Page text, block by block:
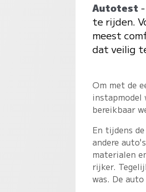
Autotest
te rijden.
meest
dat veilig
Om met de
instapmodel
bereikbaar
En tijdens
andere
materialen
rijker.
was. De